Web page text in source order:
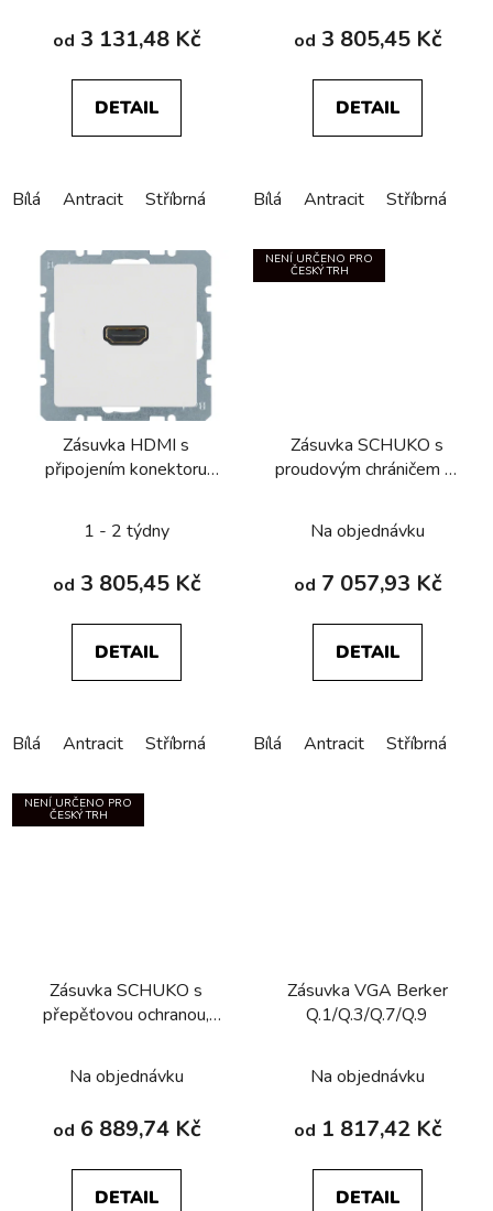
od 3 131,48 Kč
DETAIL
Bílá Antracit Stříbrná
od 3 805,45 Kč
DETAIL
Bílá Antracit Stříbrná
Zásuvka HDMI s
připojením konektoru
Q.1/Q.3/Q.7/Q.9
1 - 2 týdny
od 3 805,45 Kč
DETAIL
Bílá Antracit Stříbrná
NENÍ URČENO PRO
ČESKÝ TRH
Zásuvka SCHUKO s
proudovým chráničem FI
Q.1/Q.3/Q.7/Q.9
Na objednávku
od 7 057,93 Kč
DETAIL
Bílá Antracit Stříbrná
NENÍ URČENO PRO
ČESKÝ TRH
Zásuvka SCHUKO s
přepěťovou ochranou­,
šroubovými svorkami
Berker Q.1/Q.3/Q.7/Q.9
Na objednávku
od 6 889,74 Kč
DETAIL
Zásuvka VGA Berker
Q.1/Q.3/Q.7/Q.9
Na objednávku
od 1 817,42 Kč
DETAIL